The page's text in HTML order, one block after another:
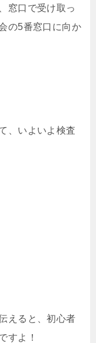
窓口で受け取っ
の5番窓口に向か
、いよいよ検査
えると、初心者
すよ！